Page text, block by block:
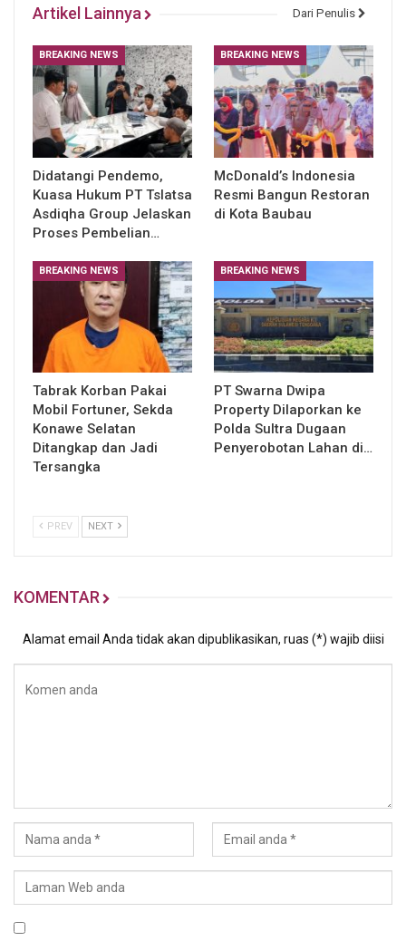
Artikel Lainnya Dari Penulis
BREAKING NEWS
Didatangi Pendemo,
Kuasa Hukum PT Tslatsa
Asdiqha Group Jelaskan
Proses Pembelian…
BREAKING NEWS
McDonald’s Indonesia
Resmi Bangun Restoran
di Kota Baubau
BREAKING NEWS
Tabrak Korban Pakai
Mobil Fortuner, Sekda
Konawe Selatan
Ditangkap dan Jadi
Tersangka
BREAKING NEWS
PT Swarna Dwipa
Property Dilaporkan ke
Polda Sultra Dugaan
Penyerobotan Lahan di…
PREV NEXT
KOMENTAR
Alamat email Anda tidak akan dipublikasikan, ruas (*) wajib diisi